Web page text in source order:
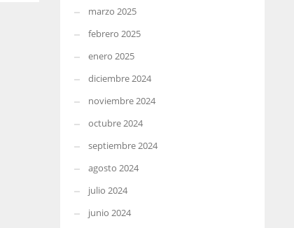
marzo 2025
febrero 2025
enero 2025
diciembre 2024
noviembre 2024
octubre 2024
septiembre 2024
agosto 2024
julio 2024
junio 2024